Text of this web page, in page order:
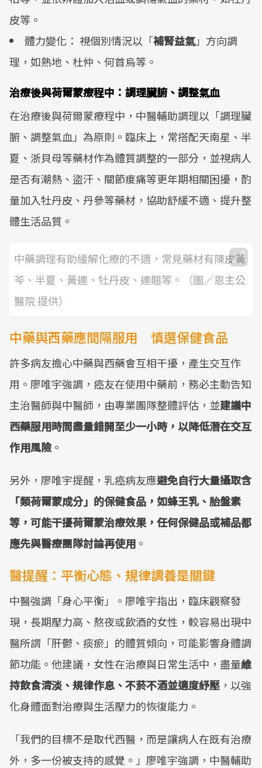
皮等。
體力變化： 視個別情況以「補腎益氣」方向調
理，如熟地、杜仲、何首烏等。
治療後與荷爾蒙療程中：調理臟腑、調整氣血
在治療後與荷爾蒙療程中，中醫輔助調理以「調理臟
腑、調整氣血」為原則。臨床上，常搭配天南星、半
夏、浙貝母等藥材作為體質調整的一部分，並視病人
是否有潮熱、盜汗、關節痠痛等更年期相關困擾，酌
量加入牡丹皮、丹參等藥材，協助舒緩不適、提升整
體生活品質。
中藥調理有助緩解化療的不適，常見藥材有陳皮黃
芩、半夏、黃連、牡丹皮、連翹等。（圖／恩主公
醫院 提供）
中藥與西藥應間隔服用 慎選保健食品
許多病友擔心中藥與西藥會互相干擾，產生交互作
用。廖唯宇強調，癌友在使用中藥前，務必主動告知
主治醫師與中醫師，由專業團隊整體評估，並建議中
西藥服用時間盡量錯開至少一小時，以降低潛在交互
作用風險。
另外，廖唯宇提醒，乳癌病友應避免自行大量攝取含
「類荷爾蒙成分」的保健食品，如蜂王乳、胎盤素
等，可能干擾荷爾蒙治療效果，任何保健品或補品都
應先與醫療團隊討論再使用 。
醫提醒：平衡心態、規律調養是關鍵
中醫強調「身心平衡」。廖唯宇指出，臨床觀察發
現，長期壓力高、熬夜或飲酒的女性，較容易出現中
醫所謂「肝鬱、痰瘀」的體質傾向，可能影響身體調
節功能。他建議，女性在治療與日常生活中，盡量維
持飲食清淡、規律作息、不菸不酒並適度紓壓 ，以強
化身體面對治療與生活壓力的恢復能力。
「我們的目標不是取代西醫，而是讓病人在既有治療
外，多一份被支持的感覺。」廖唯宇強調，中醫輔助